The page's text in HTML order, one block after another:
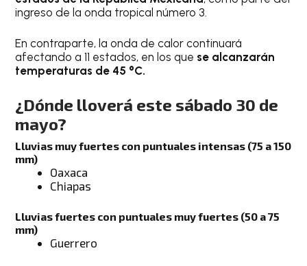
ingreso de la onda tropical número 3.
En contraparte, la onda de calor continuará
afectando a 11 estados, en los que se alcanzarán
temperaturas de 45 °C.
¿Dónde lloverá este sábado 30 de
mayo?
Lluvias muy fuertes con puntuales intensas (75 a 150
mm)
Oaxaca
Chiapas
Lluvias fuertes con puntuales muy fuertes (50 a 75
mm)
Guerrero